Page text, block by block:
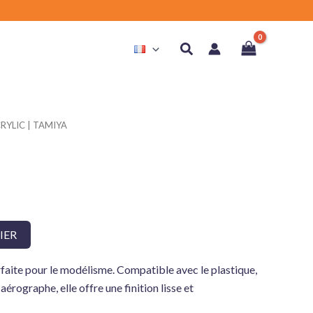
Rechercher
| TAMIYA
pour le modélisme. Compatible avec le plastique,
elle offre une finition lisse et